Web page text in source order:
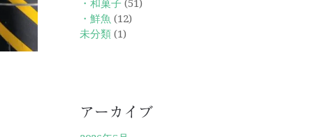
・和菓子(51)
・鮮魚 (12)
未分類(1)
アーカイブ